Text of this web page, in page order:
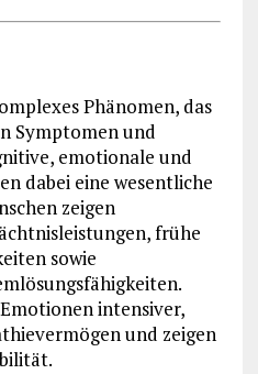
Phänomen, das
Symptomen und
emotionale und
dabei eine wesentliche
zeigen
frühe
sowie
intensiver,
und zeigen